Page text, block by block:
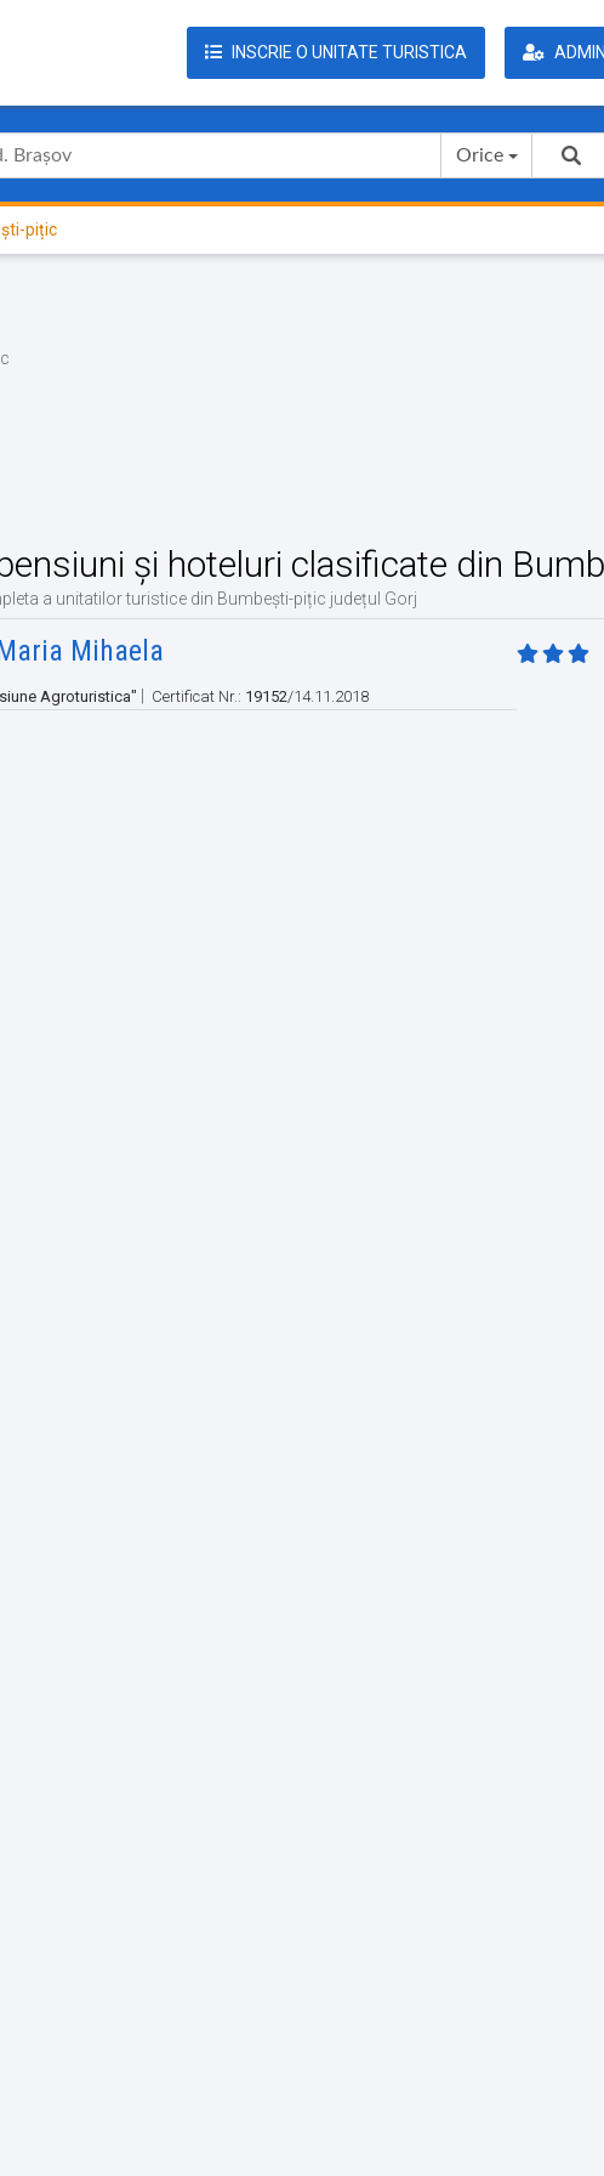
INSCRIE O UNITATE TURISTICA
Orice
pițic
și hoteluri clasificate din
a unitatilor turistice din Bumbești-pițic județul Gorj
Mihaela
Agroturistica" Certificat Nr.: 19152/14.11.2018